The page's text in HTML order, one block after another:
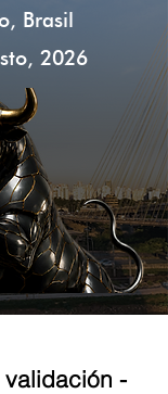
Brasil
2026
validación -